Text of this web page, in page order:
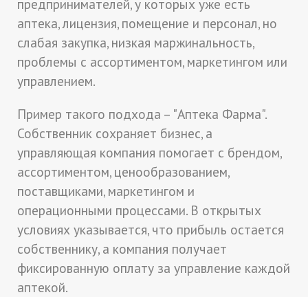
предпринимателей, у которых уже есть
аптека, лицензия, помещение и персонал, но
слабая закупка, низкая маржинальность,
проблемы с ассортиментом, маркетингом или
управлением.
Пример такого подхода – "Аптека Фарма".
Собственник сохраняет бизнес, а
управляющая компания помогает с брендом,
ассортиментом, ценообразованием,
поставщиками, маркетингом и
операционными процессами. В открытых
условиях указывается, что прибыль остается
собственнику, а компания получает
фиксированную оплату за управление каждой
аптекой.